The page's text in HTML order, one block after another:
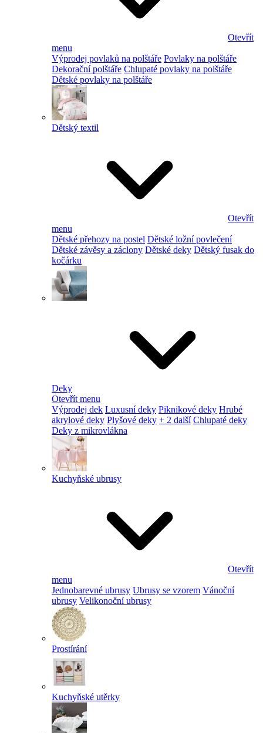
Otevřít
menu
Výprodej povlaků na polštáře Povlaky na polštáře
Dekorační polštáře Chlupaté povlaky na polštáře
Dětské povlaky na polštáře
Dětský textil
Otevřít
menu
Dětské přehozy na postel Dětské ložní povlečení
Dětské závěsy a záclony Dětské deky Dětský fusak do
kočárku
Deky
Otevřít menu
Výprodej dek Luxusní deky Piknikové deky Hrubé
akrylové deky Plyšové deky + 2 další Chlupaté deky
Deky z mikrovlákna
Kuchyňské ubrusy
Otevřít
menu
Jednobarevné ubrusy Ubrusy se vzorem Vánoční
ubrusy Velikonoční ubrusy
Prostírání
Kuchyňské utěrky